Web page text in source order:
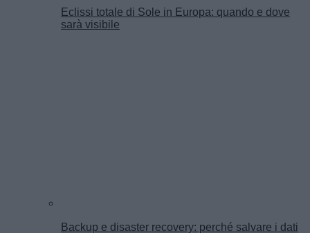
Eclissi totale di Sole in Europa: quando e dove
sarà visibile
Backup e disaster recovery: perché salvare i dati